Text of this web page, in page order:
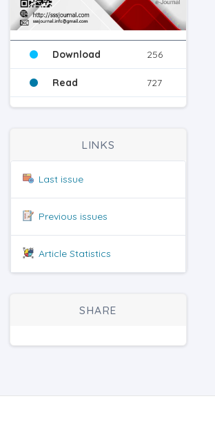
Download 256
Read 727
LINKS
Last issue
Previous issues
Article Statistics
SHARE